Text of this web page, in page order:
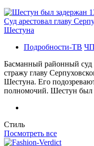
Суд арестовал главу
Шестуна
Подробности-ТВ ЧП
Басманный районный
стражу главу
Шестуна. Его
полномочий. Шестун
Стиль
Посмотреть все